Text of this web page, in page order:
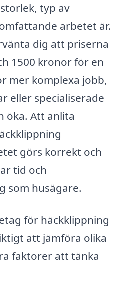
typ av
arbetet är.
dig att priserna
1500 kronor för en
mer komplexa jobb,
eller specialiserade
öka. Att anlita
görs korrekt och
tid och
som husägare.
för häckklippning
att jämföra olika
faktorer att tänka